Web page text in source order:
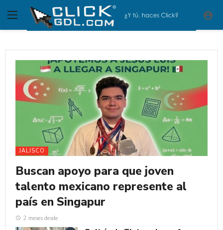
JALISCO
Buscan apoyo para que joven
talento mexicano represente al
país en Singapur
2 meses desde